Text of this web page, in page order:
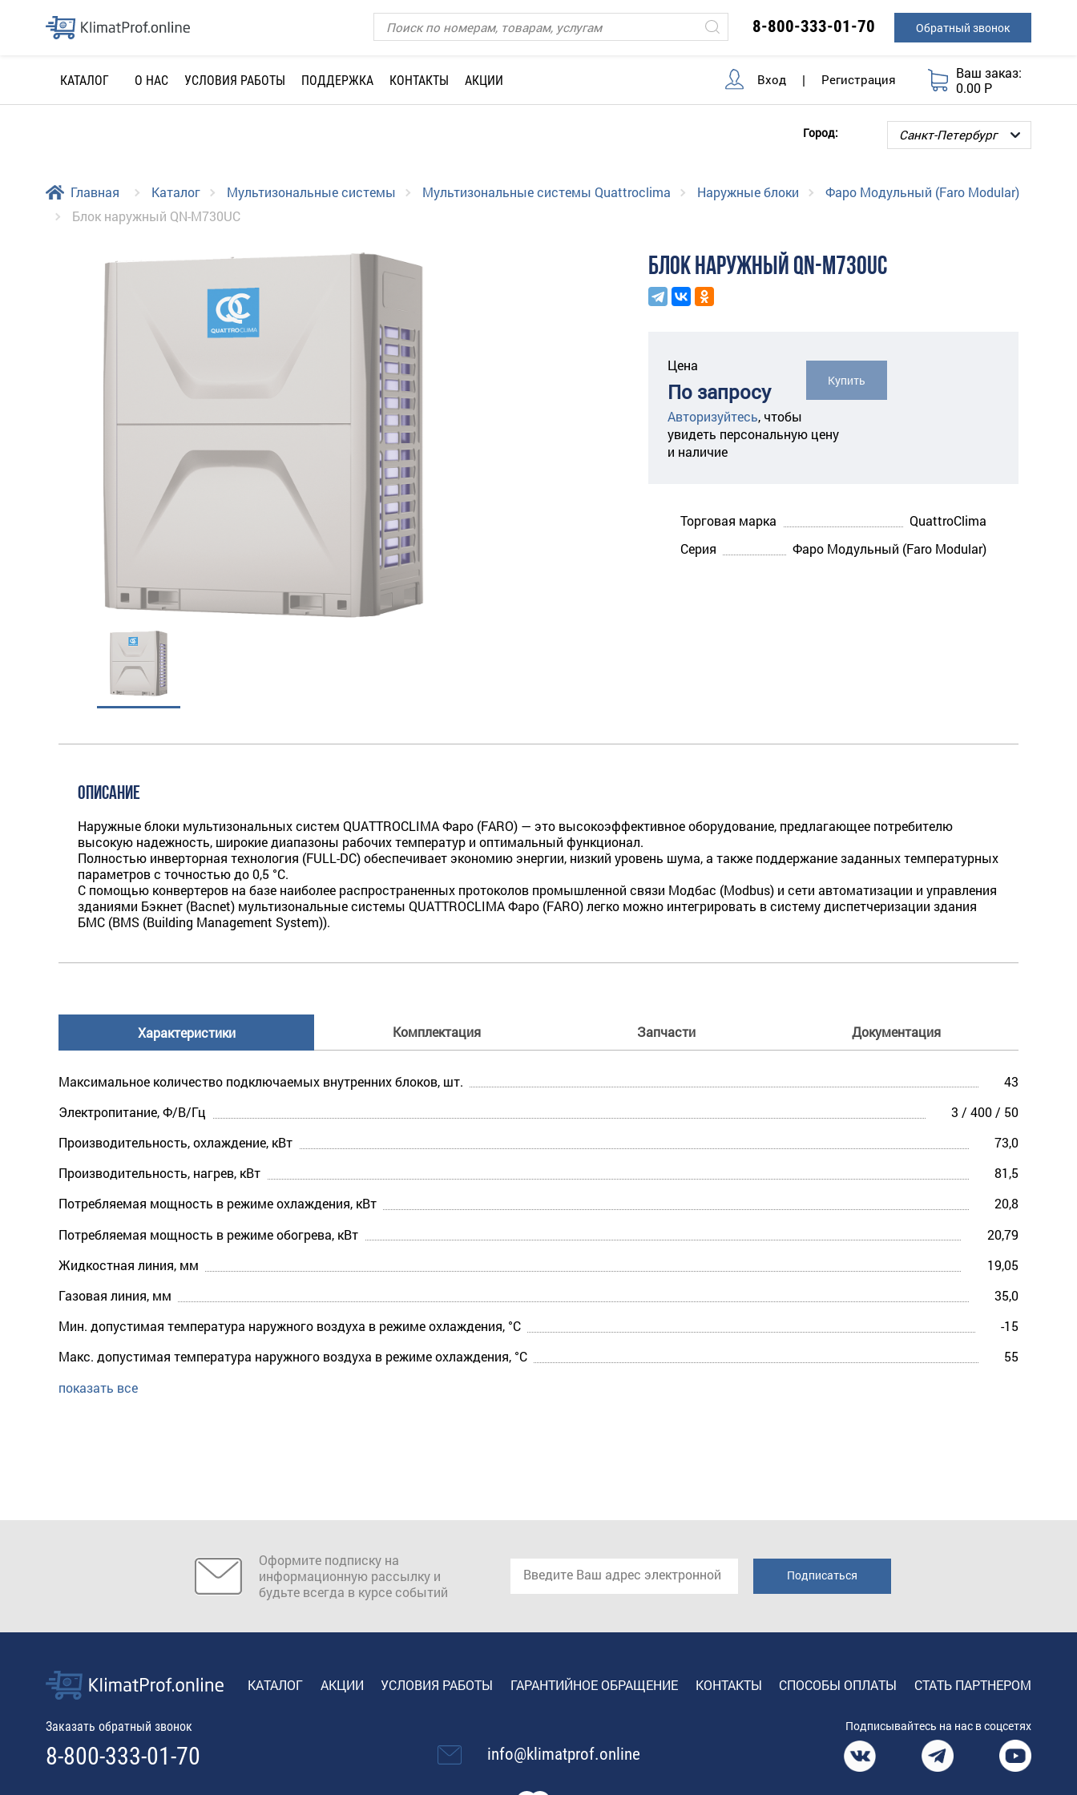
8-800-333-01-70 Обратный звонок
КАТАЛОГ О НАС УСЛОВИЯ РАБОТЫ ПОДДЕРЖКА КОНТАКТЫ АКЦИИ Вход | Регистрация
Ваш заказ:
0.00 Р
Город:
Главная Каталог Мультизональные системы Мультизональные системы Quattroclima Наружные блоки
Фаро Модульный (Faro Modular)
Блок наружный QN-M730UC
БЛОК НАРУЖНЫЙ QN-M730UC
Цена
По запросу
Авторизуйтесь, чтобы
увидеть персональную цену
и наличие
Купить
Торговая марка
QuattroClima
Серия
Фаро Модульный (Faro Modular)
ОПИСАНИЕ
Наружные блоки мультизональных систем QUATTROCLIMA Фаро (FARO) — это высокоэффективное оборудо­вание, предлагающее потребителю
высокую надежность, широкие диапазоны рабочих температур и оптимальный функционал.
Полностью инверторная технология (FULL-DC) обеспечивает экономию энергии, низкий уровень шума, а также поддержание заданных температурных
параметров с точностью до 0,5 °С.
С помощью конвертеров на базе наиболее распространенных протоколов промышленной связи Модбас (Modbus) и сети автоматизации и управления
зданиями Бэкнет (Bacnet) мультизо­нальные системы QUATTROCLIMA Фаро (FARO) легко можно интегрировать в систему диспетчеризации здания
БМС (BMS (Building Management System)).
Характеристики Комплектация Запчасти Документация
Максимальное количество подключаемых внутренних блоков, шт.
43
Электропитание, Ф/В/Гц
3 / 400 / 50
Производительность, охлаждение, кВт
73,0
Производительность, нагрев, кВт
81,5
Потребляемая мощность в режиме охлаждения, кВт
20,8
Потребляемая мощность в режиме обогрева, кВт
20,79
Жидкостная линия, мм
19,05
Газовая линия, мм
35,0
Мин. допустимая температура наружного воздуха в режиме охлаждения, °С
-15
Макс. допустимая температура наружного воздуха в режиме охлаждения, °С
55
показать все
Оформите подписку на
информационную рассылку и
будьте всегда в курсе событий
КАТАЛОГ АКЦИИ УСЛОВИЯ РАБОТЫ ГАРАНТИЙНОЕ ОБРАЩЕНИЕ КОНТАКТЫ СПОСОБЫ ОПЛАТЫ СТАТЬ ПАРТНЕРОМ
Заказать обратный звонок
8-800-333-01-70 info@klimatprof.online
Подписывайтесь на нас в соцсетях